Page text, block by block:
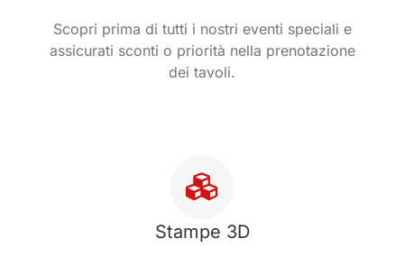
Scopri prima di tutti i nostri eventi speciali e
assicurati sconti o priorità nella prenotazione
dei tavoli.
Stampe 3D